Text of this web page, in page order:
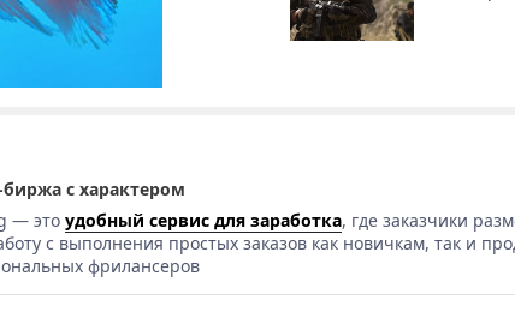
с характером
— этоудобный сервис для заработка, где заказчики
с выполнения простых заказов как новичкам, так и
фрилансеров